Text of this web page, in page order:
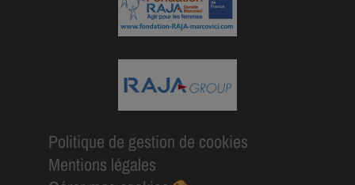
Politique de gestion de cookies
Mentions légales